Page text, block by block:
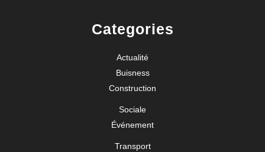
Categories
Actualité
Buisness
Construction
Sociale
Événement
Transport